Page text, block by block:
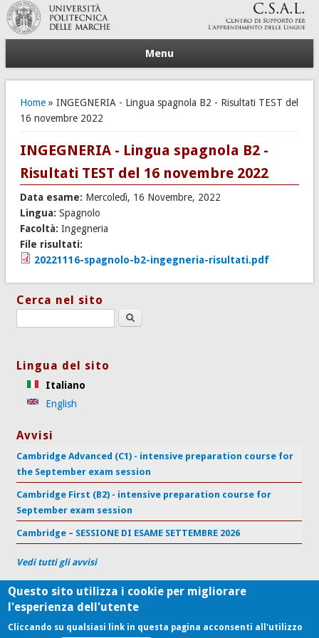
Menu
Tu sei qui
Home» INGEGNERIA - Lingua spagnola B2 - Risultati TEST del
16 novembre 2022
INGEGNERIA - Lingua spagnola B2 -
Risultati TEST del 16 novembre 2022
Data esame: Mercoledì, 16 Novembre, 2022
Lingua: Spagnolo
Facoltà: Ingegneria
File risultati:
20221116-spagnolo-b2-ingegneria-risultati.pdf
Cerca nel sito
Search this site
Lingua del sito
Italiano
English
Avvisi
Cambridge Advanced (C1) - intensive preparation course for
the September exam session
Cambridge First (B2) - intensive preparation course for
September exam session
Cambridge – SESSIONE DI ESAME SETTEMBRE 2026
Vedi tutti gli avvisi
Centro di Supporto per l'Apprendimento delle Lingue
Università Politecnica delle Marche
Questo sito utilizza i cookie per migliorare
l'esperienza dell'utente
Cliccando su qualsiasi link in questa pagina acconsenti all'utilizzo